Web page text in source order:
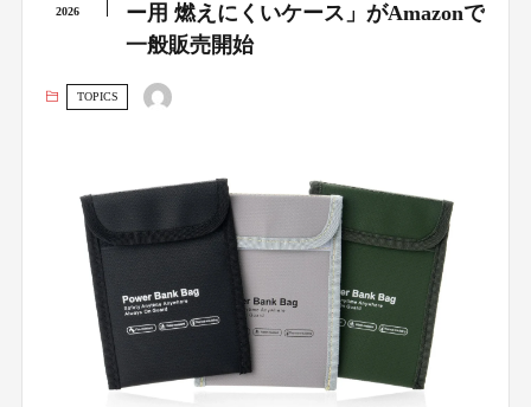
2026
ー用 燃えにくいケース」がAmazonで
一般販売開始
TOPICS